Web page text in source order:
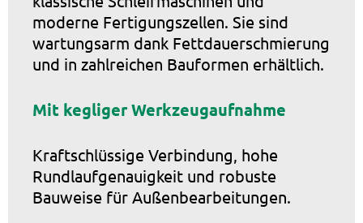
moderne Fertigungszellen. Sie sind
wartungsarm dank Fettdauerschmierung
und in zahlreichen Bauformen erhältlich.
Mit kegliger Werkzeugaufnahme
Kraftschlüssige Verbindung, hohe
Rundlaufgenauigkeit und robuste
Bauweise für Außenbearbeitungen.